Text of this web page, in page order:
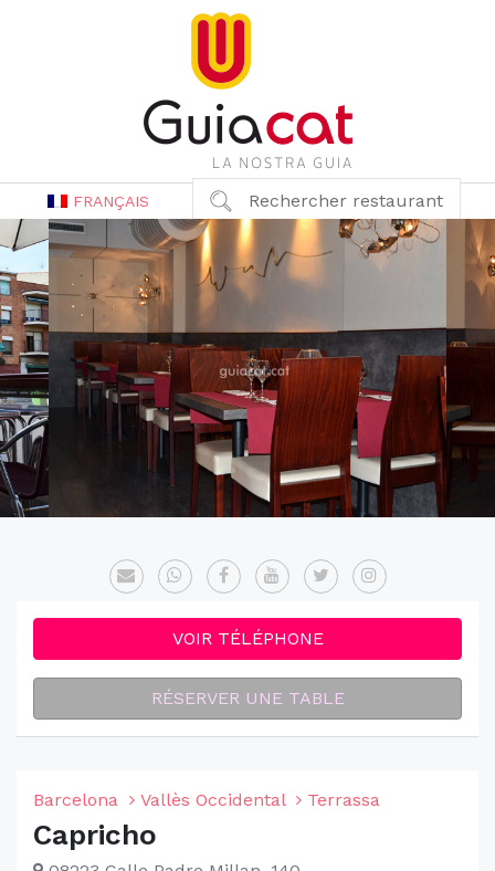
FRANÇAIS Rechercher restaurant
VOIR TÉLÉPHONE
RÉSERVER UNE TABLE
Barcelona Vallès Occidental Terrassa
Capricho